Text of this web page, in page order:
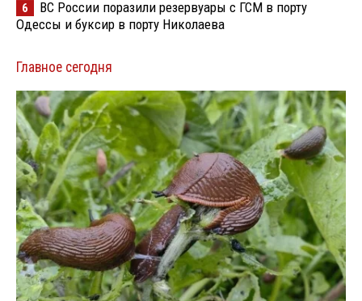
6
ВС России поразили резервуары с ГСМ в порту
Одессы и буксир в порту Николаева
Главное сегодня